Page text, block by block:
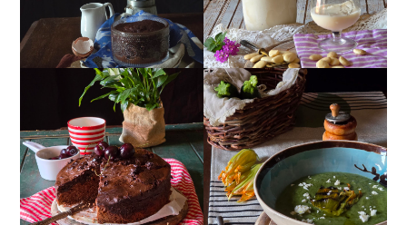
TORTA DOPPIO
CIOCCOLATO E
CILIEGIE
CREMA ESTIVA DI
ZUCCHINE CON FIORI E
FETA